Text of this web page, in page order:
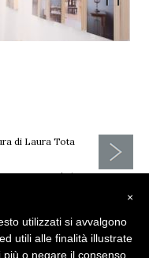
di Laura Tota
via Verdi 5
Please stay home
×
utilizzati si avvalgono
utili alle finalità illustrate
più o negare il consenso